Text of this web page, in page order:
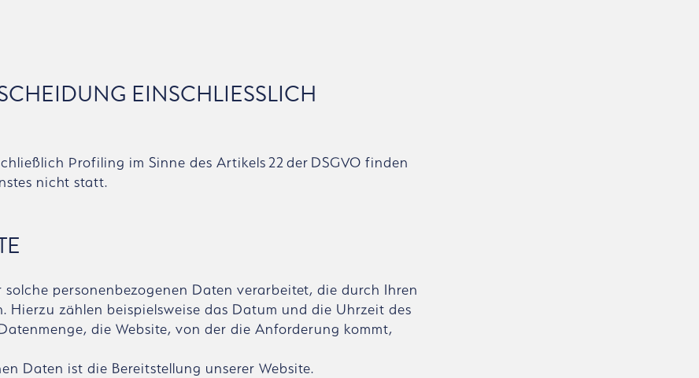
EINSCHLIESSLICH P
Profiling im Sinne des Artikels 22 der DSGVO finden
nicht statt.
personenbezogenen Daten verarbeitet, die durch Ihren
zählen beispielsweise das Datum und die Uhrzeit des
die Website, von der die Anforderung kommt,
Daten ist die Bereitstellung unserer Website.